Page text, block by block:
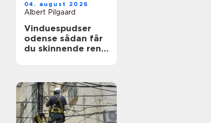
04. august 2026
Albert Pilgaard
Vinduespudser
odense sådan får
du skinnende rene